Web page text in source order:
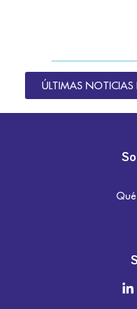
ÚLTIMAS NOTICIAS